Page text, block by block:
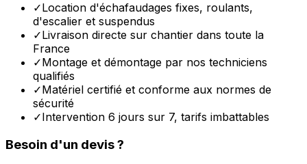
✓Location d'échafaudages fixes, roulants,
d'escalier et suspendus
✓Livraison directe sur chantier dans toute la
France
✓Montage et démontage par nos techniciens
qualifiés
✓Matériel certifié et conforme aux normes de
sécurité
✓Intervention 6 jours sur 7, tarifs imbattables
Besoin d'un devis ?